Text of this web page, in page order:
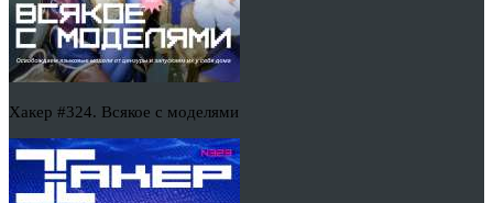
Хакер #324. Всякое с моделями